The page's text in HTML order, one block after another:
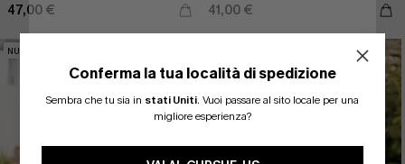
47,00 € 41,00 €
NUOVI
Conferma la tua località di spedizione
Sembra che tu sia in stati Uniti. Vuoi passare al sito locale per una
migliore esperienza?
ISCRIVITI PER OTTENERE
20% DI SCONTO SU 2 O PIÙ ARTICOLI